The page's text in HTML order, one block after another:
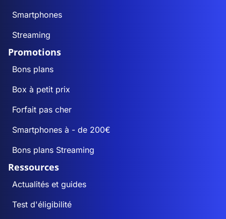
Smartphones
Streaming
Promotions
Bons plans
Box à petit prix
Forfait pas cher
Smartphones à - de 200€
Bons plans Streaming
Ressources
Actualités et guides
Test d'éligibilité